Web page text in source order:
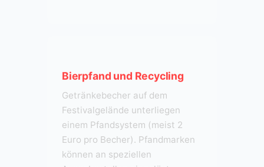
Bierpfand und Recycling
Getränkebecher auf dem
Festivalgelände unterliegen
einem Pfandsystem (meist 2
Euro pro Becher). Pfandmarken
können an speziellen